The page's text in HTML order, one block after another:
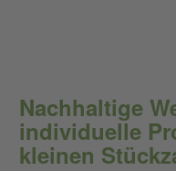
Nachhaltige
individuelle
kleinen